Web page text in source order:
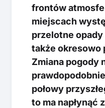
frontów
miejscach
przelotne
także
Zmiana pogody
połowy
to ma napłynąć